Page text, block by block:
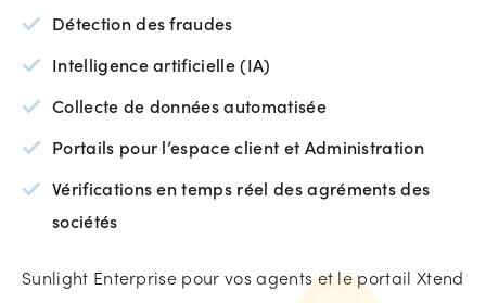
Détection des fraudes
Intelligence artificielle (IA)
Collecte de données automatisée
Portails pour l’espace client et Administration
Vérifications en temps réel des agréments des
sociétés
Sunlight Enterprise pour vos agents et le portail Xtend